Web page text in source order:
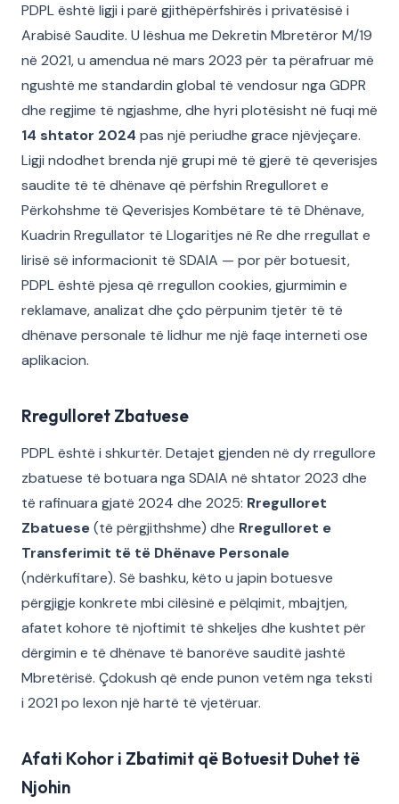
PDPL është ligji i parë gjithëpërfshirës i privatësisë i
Arabisë Saudite. U lëshua me Dekretin Mbretëror M/19
në 2021, u amendua në mars 2023 për ta përafruar më
ngushtë me standardin global të vendosur nga GDPR
dhe regjime të ngjashme, dhe hyri plotësisht në fuqi më
14 shtator 2024 pas një periudhe grace njëvjeçare.
Ligji ndodhet brenda një grupi më të gjerë të qeverisjes
saudite të të dhënave që përfshin Rregulloret e
Përkohshme të Qeverisjes Kombëtare të të Dhënave,
Kuadrin Rregullator të Llogaritjes në Re dhe rregullat e
lirisë së informacionit të SDAIA — por për botuesit,
PDPL është pjesa që rregullon cookies, gjurmimin e
reklamave, analizat dhe çdo përpunim tjetër të të
dhënave personale të lidhur me një faqe interneti ose
aplikacion.
Rregulloret Zbatuese
PDPL është i shkurtër. Detajet gjenden në dy rregullore
zbatuese të botuara nga SDAIA në shtator 2023 dhe
të rafinuara gjatë 2024 dhe 2025: Rregulloret
Zbatuese(të përgjithshme) dhe Rregulloret e
Transferimit të të Dhënave Personale
(ndërkufitare). Së bashku, këto u japin botuesve
përgjigje konkrete mbi cilësinë e pëlqimit, mbajtjen,
afatet kohore të njoftimit të shkeljes dhe kushtet për
dërgimin e të dhënave të banorëve sauditë jashtë
Mbretërisë. Çdokush që ende punon vetëm nga teksti
i 2021 po lexon një hartë të vjetëruar.
Afati Kohor i Zbatimit që Botuesit Duhet të
Njohin